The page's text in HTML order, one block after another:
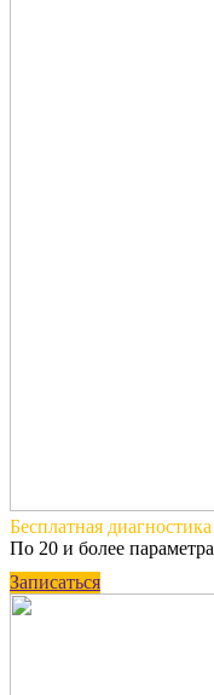
Бесплатная
По 20 и более
Записаться